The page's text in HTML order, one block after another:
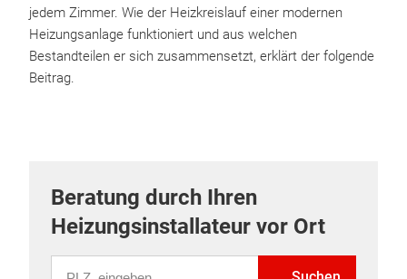
jedem Zimmer. Wie der Heizkreislauf einer modernen
Heizungsanlage funktioniert und aus welchen
Bestandteilen er sich zusammensetzt, erklärt der folgende
Beitrag.
Beratung durch Ihren
Heizungsinstallateur vor Ort